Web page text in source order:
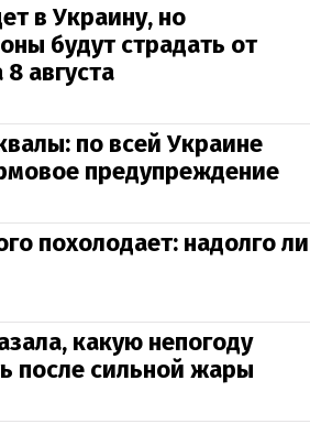
в Украину, но
будут страдать от
августа
по всей Украине
предупреждение
похолодает: надолго ли
какую непогоду
после сильной жары